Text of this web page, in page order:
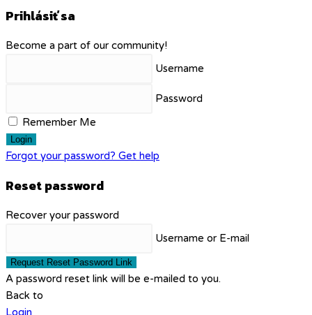
Prihlásiť sa
Become a part of our community!
Username
Password
Remember Me
Login
Forgot your password? Get help
Reset password
Recover your password
Username or E-mail
Request Reset Password Link
A password reset link will be e-mailed to you.
Back to
Login